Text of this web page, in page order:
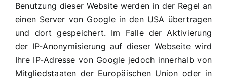
Benutzung dieser Website werden in der Regel an
einen Server von Google in den USA übertragen
und dort gespeichert. Im Falle der Aktivierung
der IP-Anonymisierung auf dieser Webseite wird
Ihre IP-Adresse von Google jedoch innerhalb von
Mitgliedstaaten der Europäischen Union oder in